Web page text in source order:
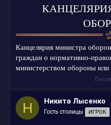
Канцелярия министра
граждан о нормативно-
министерством обороны
Н Никита Лысенко
Гость столицы ИГРОК